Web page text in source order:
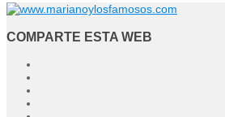
COMPARTE ESTA WEB